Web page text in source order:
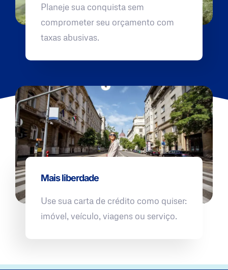
Planeje sua conquista sem
comprometer seu orçamento com
taxas abusivas.
Mais liberdade
Use sua carta de crédito como quiser:
imóvel, veículo, viagens ou serviço.